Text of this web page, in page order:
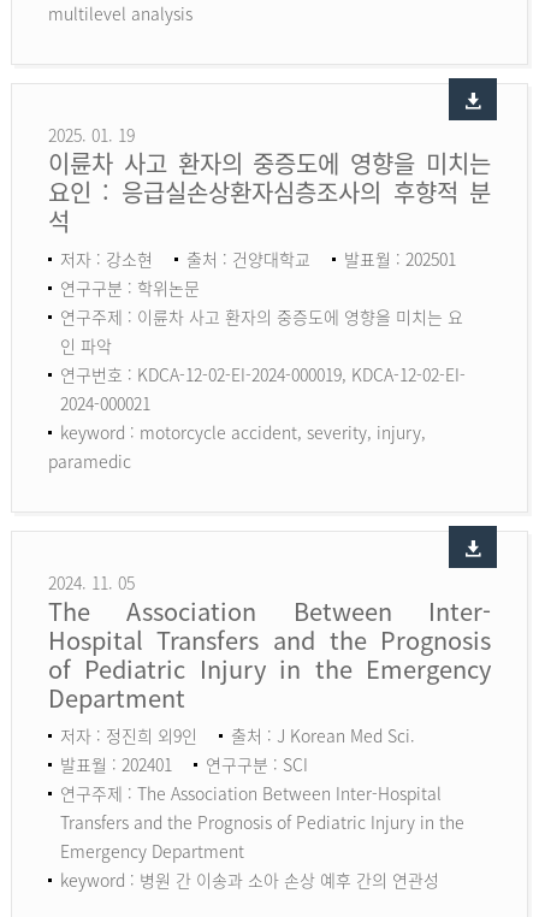
multilevel analysis
2025. 01. 19
이륜차 사고 환자의 중증도에 영향을 미치는
요인 : 응급실손상환자심층조사의 후향적 분
석
저자 : 강소현 출처 : 건양대학교
발표월 : 202501
연구구분 : 학위논문
연구주제 : 이륜차 사고 환자의 중증도에 영향을 미치는 요
인 파악
연구번호 : KDCA-12-02-EI-2024-000019, KDCA-12-02-EI-
2024-000021
keyword : motorcycle accident, severity, injury,
paramedic
2024. 11. 05
The Association Between Inter-
Hospital Transfers and the Prognosis
of Pediatric Injury in the Emergency
Department
저자 : 정진희 외9인
출처 : J Korean Med Sci.
발표월 : 202401
연구구분 : SCI
연구주제 : The Association Between Inter-Hospital
Transfers and the Prognosis of Pediatric Injury in the
Emergency Department
keyword : 병원 간 이송과 소아 손상 예후 간의 연관성